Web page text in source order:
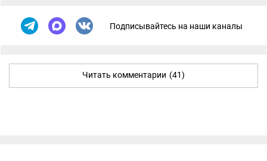
Подписывайтесь на наши каналы
Читать комментарии (41)